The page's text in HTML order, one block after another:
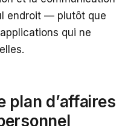
endroit — plutôt que
qui ne
plan d’affaires